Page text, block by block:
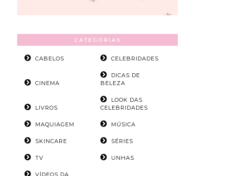
CATEGORIAS
CABELOS CELEBRIDADES
CINEMA
DICAS DE
BELEZA
LIVROS
LOOK DAS
CELEBRIDADES
MAQUIAGEM MÚSICA
SKINCARE SÉRIES
TV UNHAS
VÍDEOS DA